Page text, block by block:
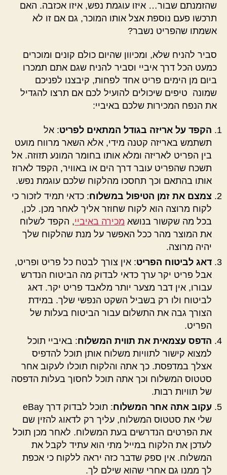
שהזמנתם שבור… איזו עוגמת נפש, איזו אכזבה. האם
תרכשו פעם נוספת אצל אותו המוכר, גם אם זו לא
אשמתו שהפריט נשבר?
סביר להניח שלא, ומכיוון שהיום כולם קונים ומוכרים
כמעט הכל דרך איביי וסביר להניח שגם אתם תמכרו
ביום מן הימים פריט אחד לפחות, קיבצנו לפניכם
שמונה טיפים שיכולים להועיל לכם אם תרצו להגדיל
את הנפח המכירות שלכם באיביי:
הקפד על אריזה בגודל המתאים לפריט: אל
תשתמש באריזה קטנה מידי, אלא השאר מרווח מועט
בין הפריט לאריזה ומלא אותו בחומר המונע תזוזה. אל
תשכח שהפריט עובר דרך הים או באוויר, הקפד לארוז
אותו בהתאם וכך תחסכו מהלקוח שלכם עוגמת נפש.
צמצם את זמן הטיפול במשלוח: כדאי תמיד לזכור כי
לקוח מרוצה הוא לקוח שחוזר אליך לאחר מכן. לכן,
בכל מה שקשור בנושא מכירה באיביי, הקפד לשלוח
את המוצר מהר ככל האפשר על מנת שהלקוח שלך
יהיה מרוצה.
דאג לביטוח הפריט: אין צורך לבטח כל פריט ופריט,
אבל פריט יקר ערך כדאי לבדוק מה הביטוח הנדרש
עבורו, אין דבר מצער יותר מלאבד פריט יקר. דאג
לביטוח ולו רק בשביל השקט הנפשי שלך. במידת
הצורך גבה את התשלום עבור הביטוח בעלות של
הפריט.
הדפס עצמאית את תווית המשלוח: באיביי תוכל
למצוא קישור לתוויות משלוח אותן תוכל להדפיס
אצלך במדפסת. כך אתה והלקוח תוכלו לעקוב אחר
סטטוס המשלוח וכך אתה תוכל לחסוך בעלות הדפסה
של תוויות רבות.
עקוב אתה אחר המשלוח
: תוכל לבדוק דרך eBay
שלי את סטטוס המשלוח, עליך רק לדאוג להזין שם
את הפרטים הנדרשים בעת המשלוח. לאחר מכן תוכל
לעדכן את הלקוח במייל מתי הוא עתיד לקבל את
המשלוח. אין ספק שדבר כזה יראה ללקוח כי אכפת
לך ממנו גם אחרי שהוא שילם לך.